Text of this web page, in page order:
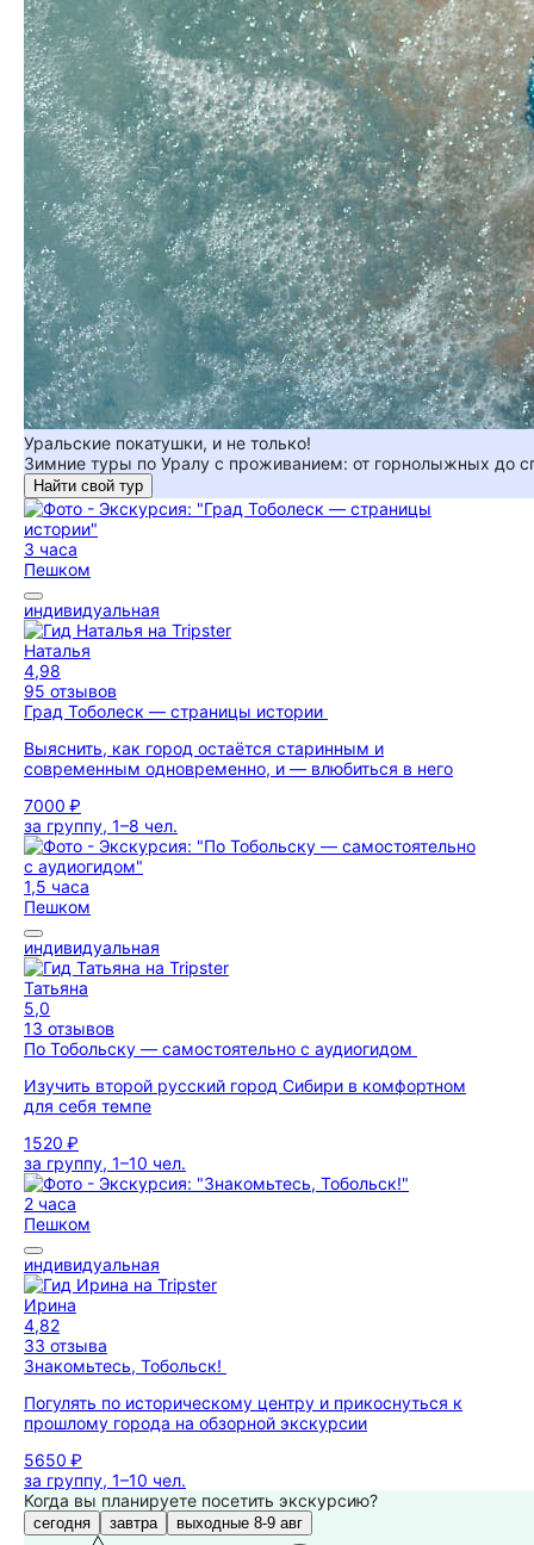
Уральские покатушки, и не только!
Зимние туры по Уралу с проживанием: от горнолыжных до
Найти свой тур
3 часа
Пешком
индивидуальная
Наталья
4,98
95 отзывов
Град Тоболеск — страницы истории
Выяснить, как город остаётся старинным и
современным одновременно, и — влюбиться в него
7000 ₽
за группу, 1–8 чел.
1,5 часа
Пешком
индивидуальная
Татьяна
5,0
13 отзывов
По Тобольску — самостоятельно с аудиогидом
Изучить второй русский город Сибири в комфортном
для себя темпе
1520 ₽
за группу, 1–10 чел.
2 часа
Пешком
индивидуальная
Ирина
4,82
33 отзыва
Знакомьтесь, Тобольск!
Погулять по историческому центру и прикоснуться к
прошлому города на обзорной экскурсии
5650 ₽
за группу, 1–10 чел.
Когда вы планируете посетить экскурсию?
сегодня завтра выходные 8-9 авг